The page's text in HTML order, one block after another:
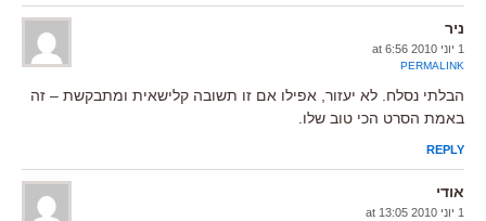
ניר
1 יוני 2010 at 6:56
PERMALINK
הבלתי נסלח. לא יעזור, אפילו אם זו תשובה קלישאית ומתבקשת – זה
באמת הסרט הכי טוב שלו.
REPLY
אודי
1 יוני 2010 at 13:05